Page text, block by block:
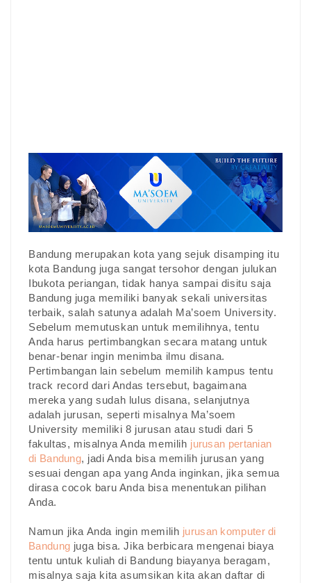
Bandung merupakan kota yang sejuk disamping itu
kota Bandung juga sangat tersohor dengan julukan
Ibukota periangan, tidak hanya sampai disitu saja
Bandung juga memiliki banyak sekali universitas
terbaik, salah satunya adalah Ma’soem University.
Sebelum memutuskan untuk memilihnya, tentu
Anda harus pertimbangkan secara matang untuk
benar-benar ingin menimba ilmu disana.
Pertimbangan lain sebelum memilih kampus tentu
track record dari Andas tersebut, bagaimana
mereka yang sudah lulus disana, selanjutnya
adalah jurusan, seperti misalnya Ma’soem
University memiliki 8 jurusan atau studi dari 5
fakultas, misalnya Anda memilih jurusan pertanian
di Bandung, jadi Anda bisa memilih jurusan yang
sesuai dengan apa yang Anda inginkan, jika semua
dirasa cocok baru Anda bisa menentukan pilihan
Anda.
Namun jika Anda ingin memilih jurusan komputer di
Bandung juga bisa. Jika berbicara mengenai biaya
tentu untuk kuliah di Bandung biayanya beragam,
misalnya saja kita asumsikan kita akan daftar di